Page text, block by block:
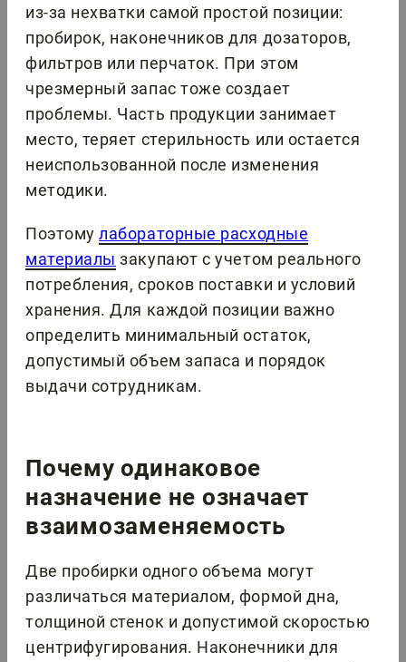
из-за нехватки самой простой позиции:
пробирок, наконечников для дозаторов,
фильтров или перчаток. При этом
чрезмерный запас тоже создает
проблемы. Часть продукции занимает
место, теряет стерильность или остается
неиспользованной после изменения
методики.
Поэтомулабораторные расходные
материалы закупают с учетом реального
потребления, сроков поставки и условий
хранения. Для каждой позиции важно
определить минимальный остаток,
допустимый объем запаса и порядок
выдачи сотрудникам.
Почему одинаковое
назначение не означает
взаимозаменяемость
Две пробирки одного объема могут
различаться материалом, формой дна,
толщиной стенок и допустимой скоростью
центрифугирования. Наконечники для